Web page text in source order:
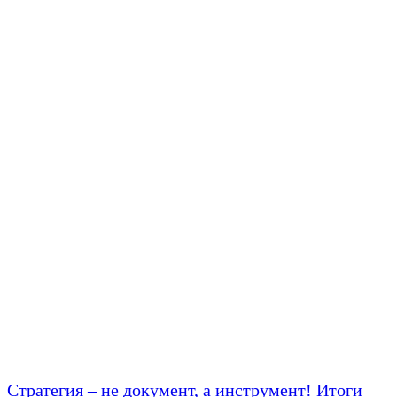
Стратегия – не документ, а инструмент! Итоги